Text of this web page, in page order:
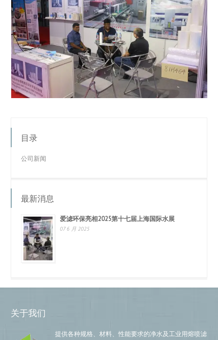
目录
公司新闻
最新消息
爱滤环保亮相2025第十七届上海国际水展
07 6 月 2025
关于我们
提供各种规格、材料、性能要求的净水及工业用熔喷滤